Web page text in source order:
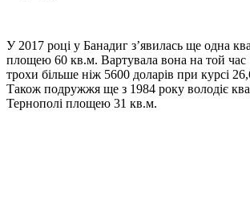
У 2017 році у Банадиг з’явилась ще одна
площею 60 кв.м. Вартувала вона на той час
трохи більше ніж 5600 доларів при курсі
Також подружжя ще з 1984 року володіє
Тернополі площею 31 кв.м.